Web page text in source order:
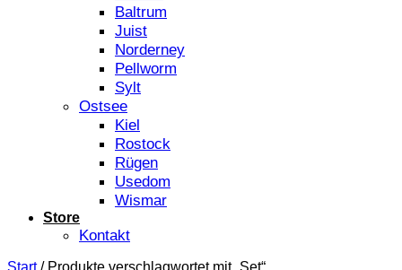
Baltrum
Juist
Norderney
Pellworm
Sylt
Ostsee
Kiel
Rostock
Rügen
Usedom
Wismar
Store
Kontakt
Start /Produkte verschlagwortet mit „Set“